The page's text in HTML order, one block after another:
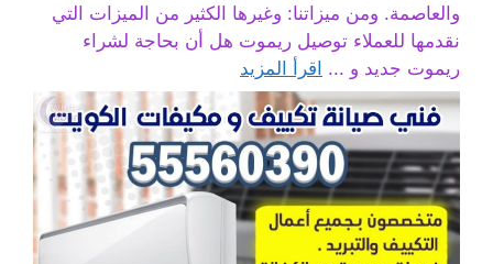
والعاصمة. ومن ميزاتنا: وغيرها الكثير من الميزات التي
نقدمها للعملاء توصيل ريموت هل أن بحاجة لشراء
ريموت جديد و ... اقرأ المزيد